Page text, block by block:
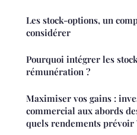
Les stock-options, un
considérer
Pourquoi intégrer les
rémunération ?
Maximiser vos gains :
commercial aux abords
quels rendements prévoir